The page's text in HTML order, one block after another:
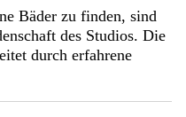
Bäder zu finden, sind
des Studios. Die
durch erfahrene